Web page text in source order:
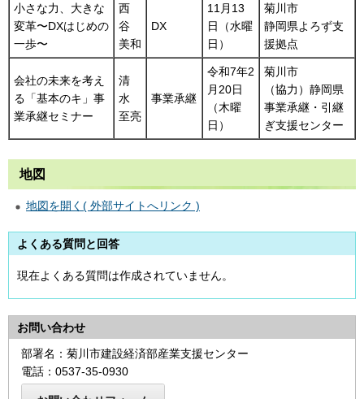
小さな力、大きな
変革〜DXはじめの
一歩〜
西
谷
美和
DX
11月13
日（水曜
日）
菊川市
静岡県よろず支
援拠点
会社の未来を考え
る「基本のキ」事
業承継セミナー
清
水
至亮
事業承継
令和7年2
月20日
（木曜
日）
菊川市
（協力）静岡県
事業承継・引継
ぎ支援センター
地図
地図を開く( 外部サイトへリンク )
よくある質問と回答
現在よくある質問は作成されていません。
お問い合わせ
部署名：菊川市建設経済部産業支援センター
電話：0537-35-0930